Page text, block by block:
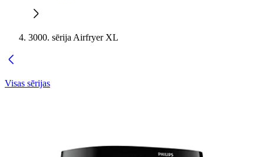
3000. sērija Airfryer XL
Visas sērijas